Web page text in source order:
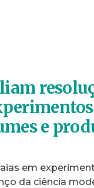
e
em
da ciência